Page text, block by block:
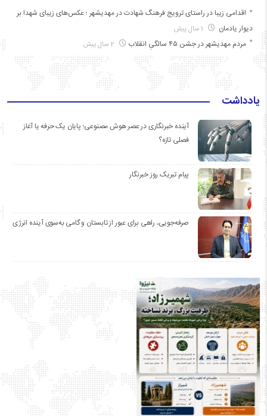
اقدامی زیبا در راستای ترویج فرهنگ شهادت در مهدیشهر ؛ عکس‌های زیبای شهدا بر
دیوار یادمان
مردم مهدیشهر در جشن ۴۵ سالگیِ انقلاب
یادداشت
آینده خبرنگاری در عصر هوش مصنوعی؛ پایان یک حرفه یا آغاز
فصلی تازه؟
پیام تبریک روز خبرنگار
صرفه‌جویی، راهی برای عبور از تابستان و گامی به‌سوی آینده انرژی